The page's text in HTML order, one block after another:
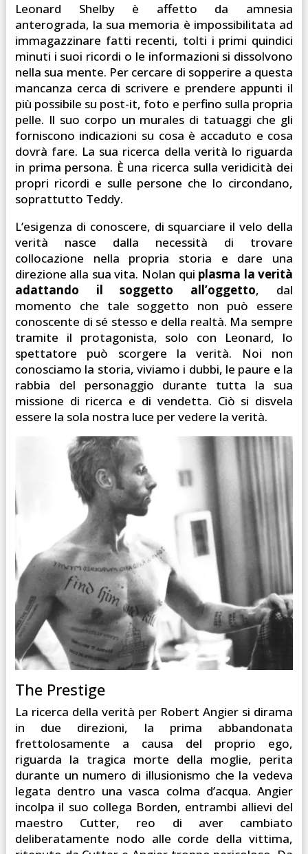
Leonard Shelby è affetto da amnesia
anterograda, la sua memoria è impossibilitata ad
immagazzinare fatti recenti, tolti i primi quindici
minuti i suoi ricordi o le informazioni si dissolvono
nella sua mente. Per cercare di sopperire a questa
mancanza cerca di scrivere e prendere appunti il
più possibile su post-it, foto e perfino sulla propria
pelle. Il suo corpo un murales di tatuaggi che gli
forniscono indicazioni su cosa è accaduto e cosa
dovrà fare. La sua ricerca della verità lo riguarda
in prima persona. È una ricerca sulla veridicità dei
propri ricordi e sulle persone che lo circondano,
soprattutto Teddy.
L’esigenza di conoscere, di squarciare il velo della
verità nasce dalla necessità di trovare
collocazione nella propria storia e dare una
direzione alla sua vita. Nolan qui plasma la verità
adattando il soggetto all’oggetto, dal
momento che tale soggetto non può essere
conoscente di sé stesso e della realtà. Ma sempre
tramite il protagonista, solo con Leonard, lo
spettatore può scorgere la verità. Noi non
conosciamo la storia, viviamo i dubbi, le paure e la
rabbia del personaggio durante tutta la sua
missione di ricerca e di vendetta. Ciò si disvela
essere la sola nostra luce per vedere la verità.
The Prestige
La ricerca della verità per Robert Angier si dirama
in due direzioni, la prima abbandonata
frettolosamente a causa del proprio ego,
riguarda la tragica morte della moglie, perita
durante un numero di illusionismo che la vedeva
legata dentro una vasca colma d’acqua. Angier
incolpa il suo collega Borden, entrambi allievi del
maestro Cutter, reo di aver cambiato
deliberatamente nodo alle corde della vittima,